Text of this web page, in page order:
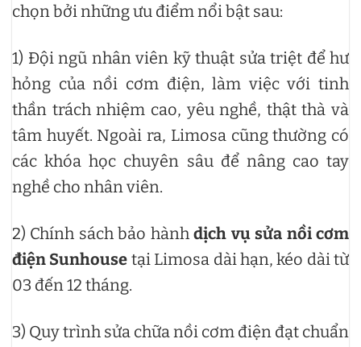
chọn bởi những ưu điểm nổi bật sau:
1) Đội ngũ nhân viên kỹ thuật sửa triệt để hư
hỏng của nồi cơm điện, làm việc với tinh
thần trách nhiệm cao, yêu nghề, thật thà và
tâm huyết. Ngoài ra, Limosa cũng thường có
các khóa học chuyên sâu để nâng cao tay
nghề cho nhân viên.
2) Chính sách bảo hànhdịch vụ sửa nồi cơm
điện Sunhouse tại Limosa dài hạn, kéo dài từ
03 đến 12 tháng.
3) Quy trình sửa chữa nồi cơm điện đạt chuẩn